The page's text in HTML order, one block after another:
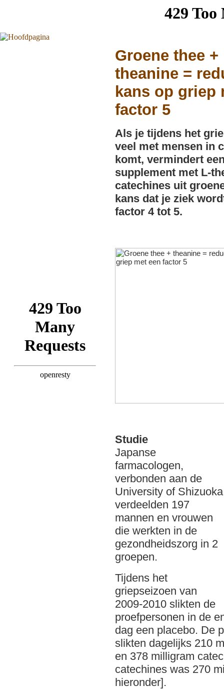
Groene thee +
theanine =
kans op griep
factor 5
Als je tijdens het
veel met mensen in
komt, vermindert
supplement met L-
catechines uit
kans dat je ziek
factor 4 tot 5.
Studie
Japanse
farmacologen,
verbonden aan de
University of
verdeelden 197
mannen en vrouwen
die werkten in de
gezondheidszorg in 2
groepen.
Tijdens het
griepseizoen van
2009-2010 slikten de
proefpersonen in de
dag een placebo. De
slikten dagelijks 210
en 378 milligram
catechines was 270
hieronder].